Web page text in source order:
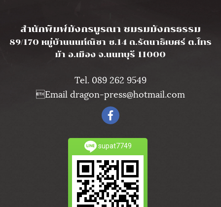
สำนักพิมพ์มังกรบูรณา ชมรมมังกรธรรม
89/170 หมู่บ้านนนท์ณิชา ซ.14 ถ.รัตนาธิเบศร์ ต.ไทร
ม้า อ.เมือง จ.นนทบุรี 11000
Tel. 089 262 9549
Email dragon-press@hotmail.com
supat7749